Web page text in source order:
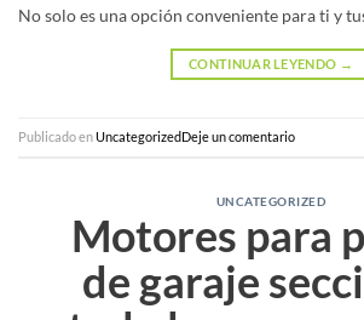
No solo es una opción conveniente para ti y
CONTINUAR LEYENDO →
Publicado enUncategorizedDeje un comentario
UNCATEGORIZED
Motores para
de garaje